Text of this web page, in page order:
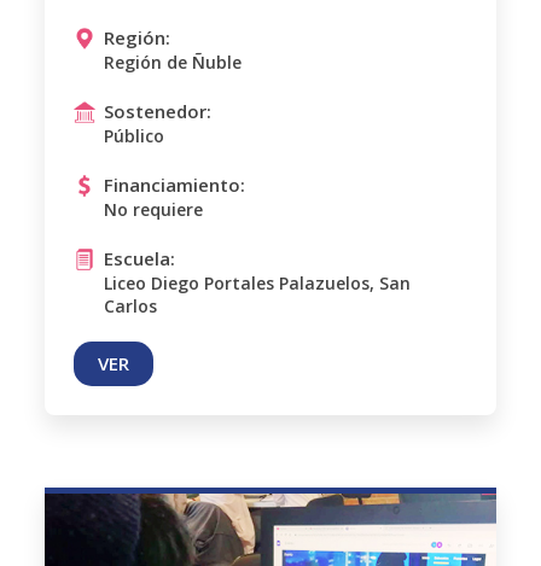
Región:
Región de Ñuble
Sostenedor:
Público
Financiamiento:
No requiere
Escuela:
Liceo Diego Portales Palazuelos, San
Carlos
VER